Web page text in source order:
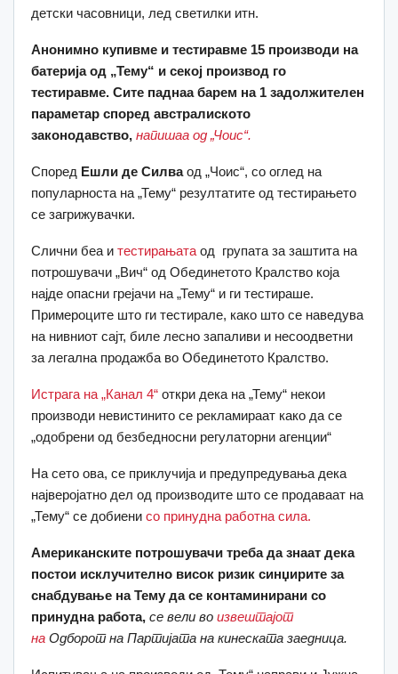
детски часовници, лед светилки итн.
Анонимно купивме и тестиравме 15 производи на
батерија од „Тему“ и секој производ го
тестиравме. Сите паднаа барем на 1 задолжителен
параметар според австралиското
законодавство, напишаа од „Чоис“.
Според Ешли де Силваод „Чоис“, со оглед на
популарноста на „Тему“ резултатите од тестирањето
се загрижувачки.
Слични беа и тестирањата од групата за заштита на
потрошувачи „Вич“ од Обединетото Кралство која
најде опасни грејачи на „Тему“ и ги тестираше.
Примероците што ги тестирале, како што се наведува
на нивниот сајт, биле лесно запаливи и несоодветни
за легална продажба во Обединетото Кралство.
Истрага на „Канал 4“ откри дека на „Тему“ некои
производи невистинито се рекламираат како да се
„одобрени од безбедносни регулаторни агенции“
На сето ова, се приклучија и предупредувања дека
најверојатно дел од производите што се продаваат на
„Тему“ се добиени со принудна работна сила.
Американските потрошувачи треба да знаат дека
постои исклучително висок ризик синџирите за
снабдување на Тему да се контаминирани со
принудна работа, се вели во извештајот
на Одборот на Партијата на кинеската заедница.